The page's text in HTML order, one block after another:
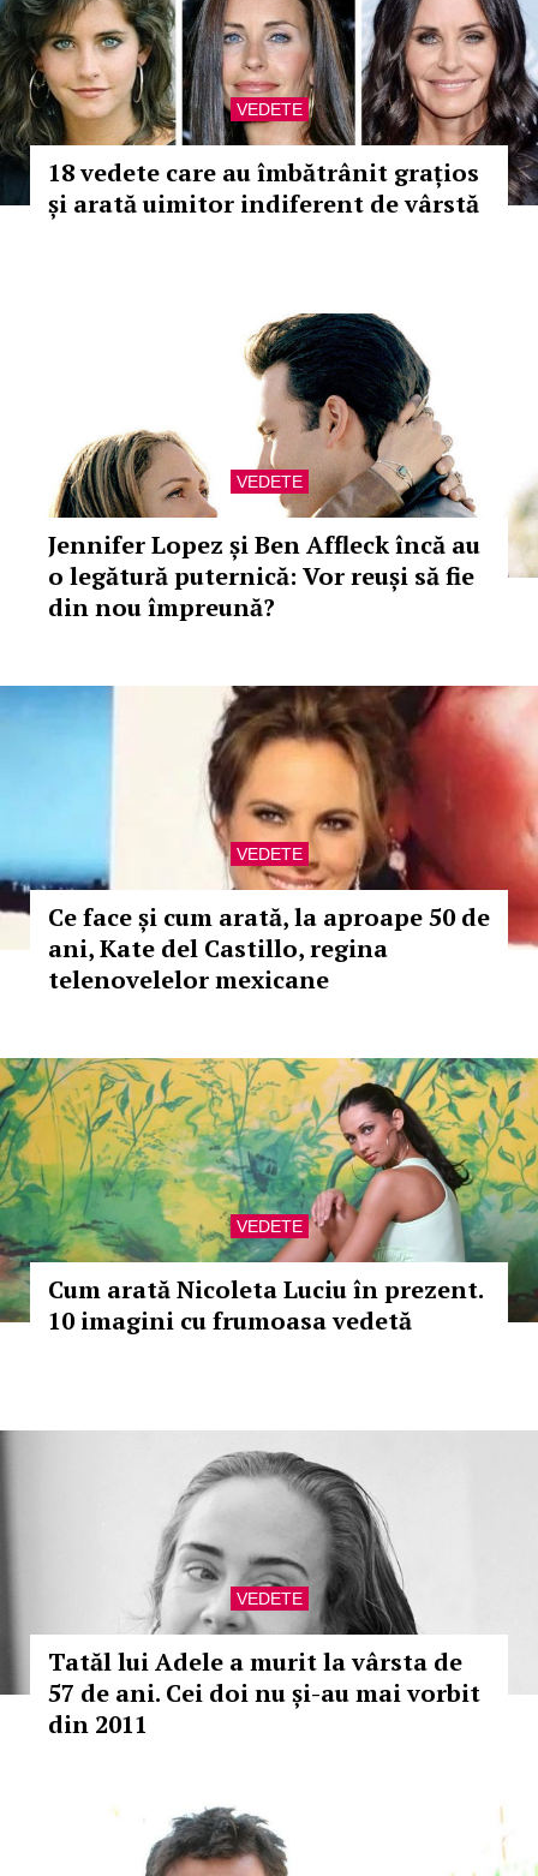
VEDETE
18 vedete care au îmbătrânit grațios
și arată uimitor indiferent de vârstă
VEDETE
Jennifer Lopez și Ben Affleck încă au
o legătură puternică: Vor reuși să fie
din nou împreună?
VEDETE
Ce face și cum arată, la aproape 50 de
ani, Kate del Castillo, regina
telenovelelor mexicane
VEDETE
Cum arată Nicoleta Luciu în prezent.
10 imagini cu frumoasa vedetă
VEDETE
Tatăl lui Adele a murit la vârsta de
57 de ani. Cei doi nu și-au mai vorbit
din 2011